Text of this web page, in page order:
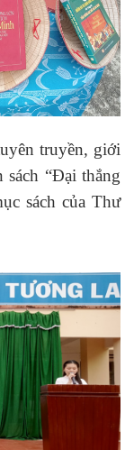
truyền, giới
sách “Đại thắng
sách của Thư